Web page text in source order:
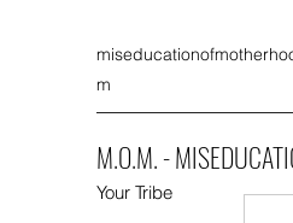
m
M.O.M. -
Your Tribe